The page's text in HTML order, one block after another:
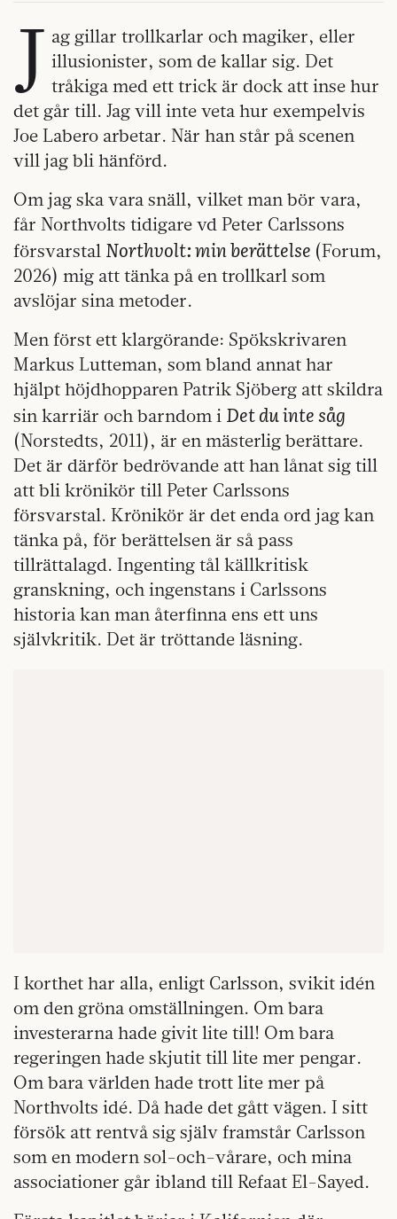
J ag gillar trollkarlar och magiker, eller
illusionister, som de kallar sig. Det
tråkiga med ett trick är dock att inse hur
det går till. Jag vill inte veta hur exempelvis
Joe Labero arbetar. När han står på scenen
vill jag bli hänförd.
Om jag ska vara snäll, vilket man bör vara,
får Northvolts tidigare vd Peter Carlssons
försvarstal Northvolt: min berättelse (Forum,
2026) mig att tänka på en trollkarl som
avslöjar sina metoder.
Men först ett klargörande: Spökskrivaren
Markus Lutteman, som bland annat har
hjälpt höjdhopparen Patrik Sjöberg att skildra
sin karriär och barndom i Det du inte såg
(Norstedts, 2011), är en mästerlig berättare.
Det är därför bedrövande att han lånat sig till
att bli krönikör till Peter Carlssons
försvarstal. Krönikör är det enda ord jag kan
tänka på, för berättelsen är så pass
tillrättalagd. Ingenting tål källkritisk
granskning, och ingenstans i Carlssons
historia kan man återfinna ens ett uns
självkritik. Det är tröttande läsning.
I korthet har alla, enligt Carlsson, svikit idén
om den gröna omställningen. Om bara
investerarna hade givit lite till! Om bara
regeringen hade skjutit till lite mer pengar.
Om bara världen hade trott lite mer på
Northvolts idé. Då hade det gått vägen. I sitt
försök att rentvå sig själv framstår Carlsson
som en modern sol-och-vårare, och mina
associationer går ibland till Refaat El-Sayed.